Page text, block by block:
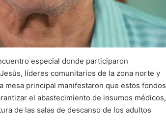
especial donde participaron
líderes comunitarios de la zona norte y
mesa principal manifestaron que estos fondos
el abastecimiento de insumos médicos,
de las salas de descanso de los adultos